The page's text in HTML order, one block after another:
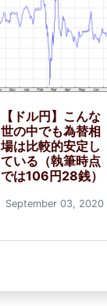
【ドル円】こんな
世の中でも為替相
場は比較的安定し
ている（執筆時点
では106円28銭）
September 03, 2020